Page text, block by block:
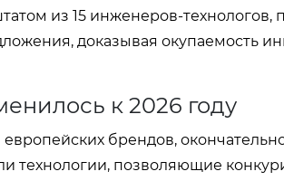
из 15 инженеров-технологов,
доказывая окупаемость
к 2026 году
брендов,
технологии, позволяющие